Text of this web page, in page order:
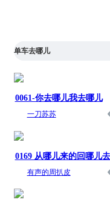
单车去哪儿
0061-你去哪儿我去哪儿
一刀苏苏
0169 从哪儿来的回哪儿去
有声的周扒皮